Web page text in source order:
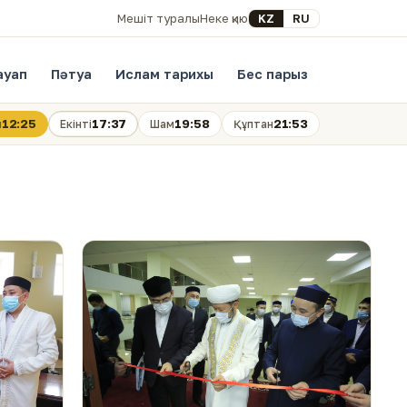
Мешіт туралыНеке қиюSelect your language
KZ RU
Пәтуа Ислам тарихы Бес парыз
12:25 Екінті17:37 Шам19:58 Құптан21:53